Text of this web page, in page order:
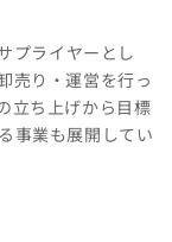
プライヤーとし
売り・運営を行っ
立ち上げから目標
事業も展開してい